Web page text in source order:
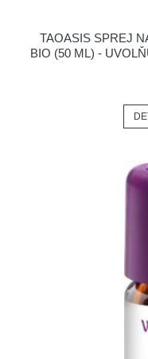
TAOASIS SPREJ
BIO (50 ML) -